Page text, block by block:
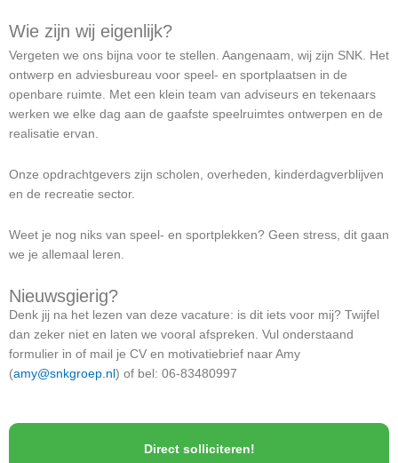
Wie zijn wij eigenlijk?
Vergeten we ons bijna voor te stellen. Aangenaam, wij zijn SNK. Het
ontwerp en adviesbureau voor speel- en sportplaatsen in de
openbare ruimte. Met een klein team van adviseurs en tekenaars
werken we elke dag aan de gaafste speelruimtes ontwerpen en de
realisatie ervan.
Onze opdrachtgevers zijn scholen, overheden, kinderdagverblijven
en de recreatie sector.
Weet je nog niks van speel- en sportplekken? Geen stress, dit gaan
we je allemaal leren.
Nieuwsgierig?
Denk jij na het lezen van deze vacature: is dit iets voor mij? Twijfel
dan zeker niet en laten we vooral afspreken. Vul onderstaand
formulier in of mail je CV en motivatiebrief naar Amy
(amy@snkgroep.nl ) of bel: 06-83480997
Direct solliciteren!